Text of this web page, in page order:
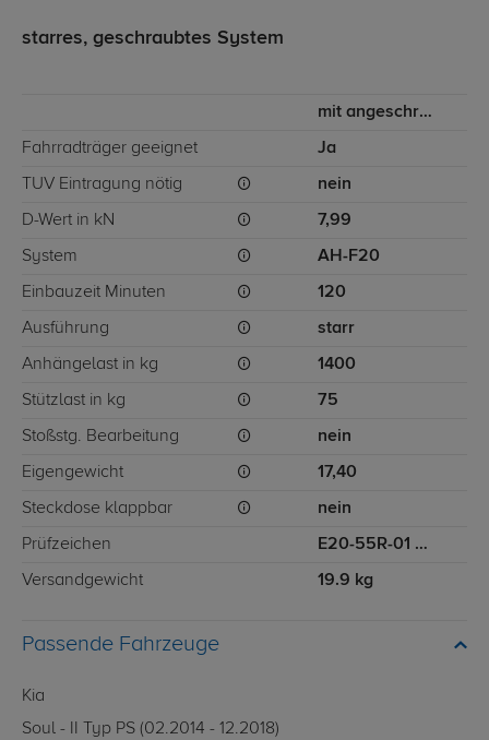
starres, geschraubtes System
mit angeschraubtem Kugelkopf
Fahrradträger geeignet Ja
TÜV Eintragung nötig nein
D-Wert in kN 7,99
System AH-F20
Einbauzeit Minuten 120
Ausführung starr
Anhängelast in kg 1400
Stützlast in kg 75
Stoßstg. Bearbeitung nein
Eigengewicht 17,40
Steckdose klappbar nein
Prüfzeichen E20-55R-01 3829
Versandgewicht 19.9 kg
Passende Fahrzeuge
Kia
Soul - II Typ PS (02.2014 - 12.2018)